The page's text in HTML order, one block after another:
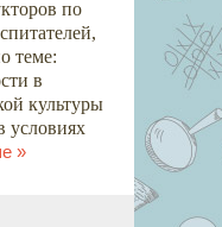
по
теме:
в
культуры
условиях
»